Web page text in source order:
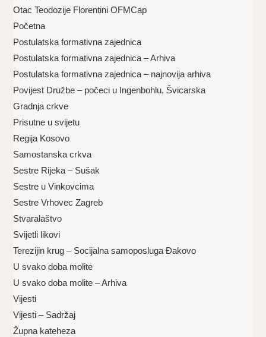
Otac Teodozije Florentini OFMCap
Početna
Postulatska formativna zajednica
Postulatska formativna zajednica – Arhiva
Postulatska formativna zajednica – najnovija arhiva
Povijest Družbe – počeci u Ingenbohlu, Švicarska
Gradnja crkve
Prisutne u svijetu
Regija Kosovo
Samostanska crkva
Sestre Rijeka – Sušak
Sestre u Vinkovcima
Sestre Vrhovec Zagreb
Stvaralaštvo
Svijetli likovi
Terezijin krug – Socijalna samoposluga Đakovo
U svako doba molite
U svako doba molite – Arhiva
Vijesti
Vijesti – Sadržaj
Župna kateheza